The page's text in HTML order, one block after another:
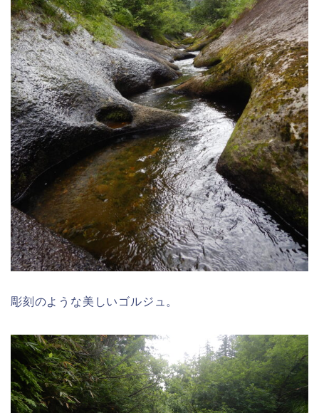
彫刻のような美しいゴルジュ。